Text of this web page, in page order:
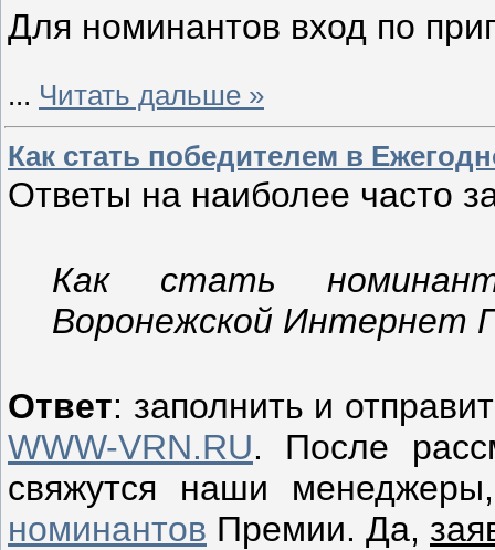
Для номинантов вход по
... Читать дальше »
Как стать победителем в
Ответы на наиболее часто
Как стать
Воронежской Интернет
Ответ: заполнить и
WWW-VRN.RU. После
свяжутся наши
номинантов Премии. Да,